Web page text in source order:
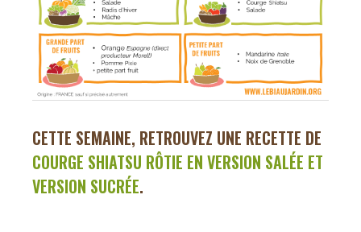
CETTE SEMAINE, RETROUVEZ UNE RECETTE DE
COURGE SHIATSU RÔTIE EN VERSION SALÉE ET
VERSION SUCRÉE.